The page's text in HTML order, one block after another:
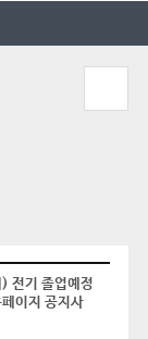
전기 졸업예정
이지 공지사